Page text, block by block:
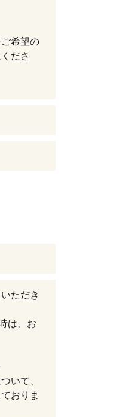
希望の
ださ
ただき
は、お
いて、
おりま